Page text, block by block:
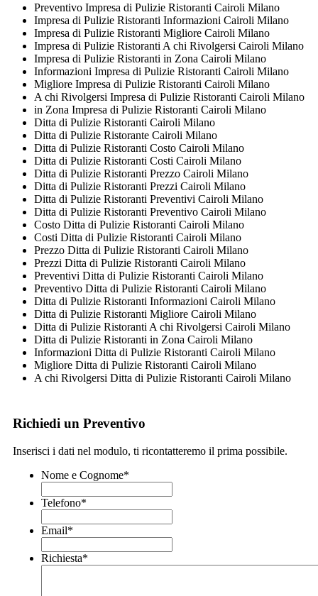
Preventivo Impresa di Pulizie Ristoranti Cairoli Milano
Impresa di Pulizie Ristoranti Informazioni Cairoli Milano
Impresa di Pulizie Ristoranti Migliore Cairoli Milano
Impresa di Pulizie Ristoranti A chi Rivolgersi Cairoli Milano
Impresa di Pulizie Ristoranti in Zona Cairoli Milano
Informazioni Impresa di Pulizie Ristoranti Cairoli Milano
Migliore Impresa di Pulizie Ristoranti Cairoli Milano
A chi Rivolgersi Impresa di Pulizie Ristoranti Cairoli Milano
in Zona Impresa di Pulizie Ristoranti Cairoli Milano
Ditta di Pulizie Ristoranti Cairoli Milano
Ditta di Pulizie Ristorante Cairoli Milano
Ditta di Pulizie Ristoranti Costo Cairoli Milano
Ditta di Pulizie Ristoranti Costi Cairoli Milano
Ditta di Pulizie Ristoranti Prezzo Cairoli Milano
Ditta di Pulizie Ristoranti Prezzi Cairoli Milano
Ditta di Pulizie Ristoranti Preventivi Cairoli Milano
Ditta di Pulizie Ristoranti Preventivo Cairoli Milano
Costo Ditta di Pulizie Ristoranti Cairoli Milano
Costi Ditta di Pulizie Ristoranti Cairoli Milano
Prezzo Ditta di Pulizie Ristoranti Cairoli Milano
Prezzi Ditta di Pulizie Ristoranti Cairoli Milano
Preventivi Ditta di Pulizie Ristoranti Cairoli Milano
Preventivo Ditta di Pulizie Ristoranti Cairoli Milano
Ditta di Pulizie Ristoranti Informazioni Cairoli Milano
Ditta di Pulizie Ristoranti Migliore Cairoli Milano
Ditta di Pulizie Ristoranti A chi Rivolgersi Cairoli Milano
Ditta di Pulizie Ristoranti in Zona Cairoli Milano
Informazioni Ditta di Pulizie Ristoranti Cairoli Milano
Migliore Ditta di Pulizie Ristoranti Cairoli Milano
A chi Rivolgersi Ditta di Pulizie Ristoranti Cairoli Milano
Richiedi un Preventivo
Inserisci i dati nel modulo, ti ricontatteremo il prima possibile.
Nome e Cognome*
Telefono*
Email*
Richiesta*